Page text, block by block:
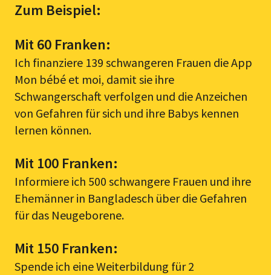
Zum Beispiel:
Mit 60 Franken:
Ich finanziere 139 schwangeren Frauen die App
Mon bébé et moi, damit sie ihre
Schwangerschaft verfolgen und die Anzeichen
von Gefahren für sich und ihre Babys kennen
lernen können.
Mit 100 Franken:
Informiere ich 500 schwangere Frauen und ihre
Ehemänner in Bangladesch über die Gefahren
für das Neugeborene.
Mit 150 Franken:
Spende ich eine Weiterbildung für 2